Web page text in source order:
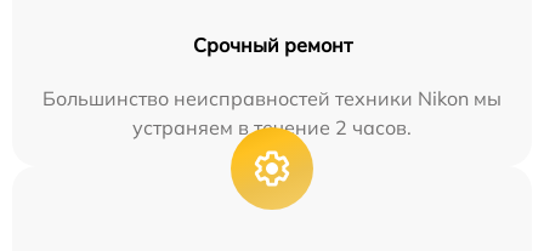
Срочный ремонт
Большинство неисправностей техники Nikon мы
устраняем в течение 2 часов.